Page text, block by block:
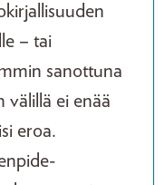
– tai
sanottuna
välillä ei enää
eroa.